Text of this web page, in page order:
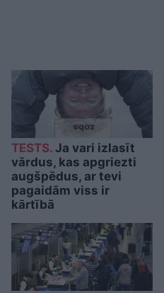
TESTS. Ja vari izlasīt
vārdus, kas apgriezti
augšpēdus, ar tevi
pagaidām viss ir
kārtībā